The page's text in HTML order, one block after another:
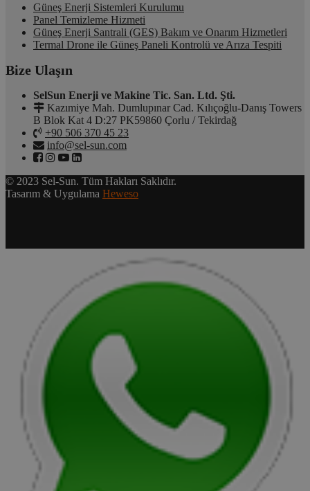
Güneş Enerji Sistemleri Kurulumu
Panel Temizleme Hizmeti
Güneş Enerji Santrali (GES) Bakım ve Onarım Hizmetleri
Termal Drone ile Güneş Paneli Kontrolü ve Arıza Tespiti
Bize Ulaşın
SelSun Enerji ve Makine Tic. San. Ltd. Şti.
Kazımiye Mah. Dumlupınar Cad. Kılıçoğlu-Danış Towers
B Blok Kat 4 D:27 PK59860 Çorlu / Tekirdağ
+90 506 370 45 23
info@sel-sun.com
© 2023 Sel-Sun. Tüm Hakları Saklıdır.
Tasarım & Uygulama Heweso